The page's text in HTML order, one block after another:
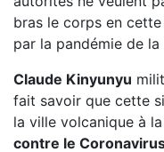
bras le corps en
par la pandémie de la
Claude Kinyunyu
fait savoir que cette
la ville volcanique à
contre le